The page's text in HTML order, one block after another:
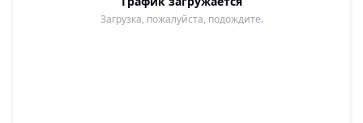
Загрузка, пожалуйста, подождите.